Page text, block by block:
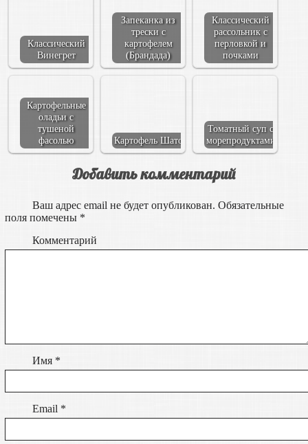
Классический
Винегрет
Запеканка из
трески с
картофелем
(Брандада)
Классический
рассольник с
перловкой и
почками
Картофельные
оладьи с
тушеной
фасолью
Картофель Шато
Томатный суп с
морепродуктами
Добавить комментарий
Ваш адрес email не будет опубликован. Обязательные
поля помечены *
Комментарий
Имя *
Email *